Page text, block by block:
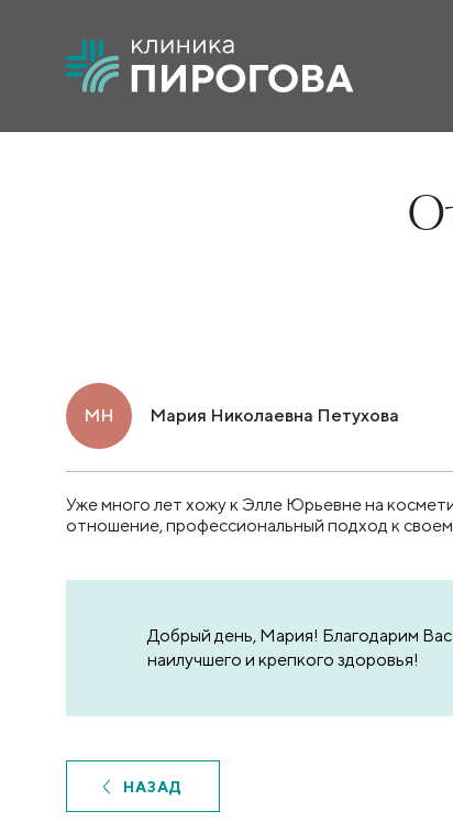
МН Мария Николаевна Петухова
Уже много лет хожу к Элле Юрьевне на
отношение, профессиональный подход к
Добрый день, Мария! Благодарим
наилучшего и крепкого здоровья!
НАЗАД